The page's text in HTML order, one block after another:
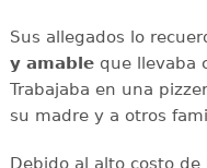
Sus allegados lo
y amableque llevaba
Trabajaba en una
su madre y a otros
Debido al alto costo